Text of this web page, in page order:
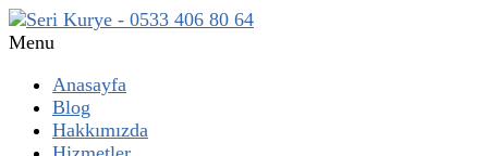
Menu
Anasayfa
Blog
Hakkımızda